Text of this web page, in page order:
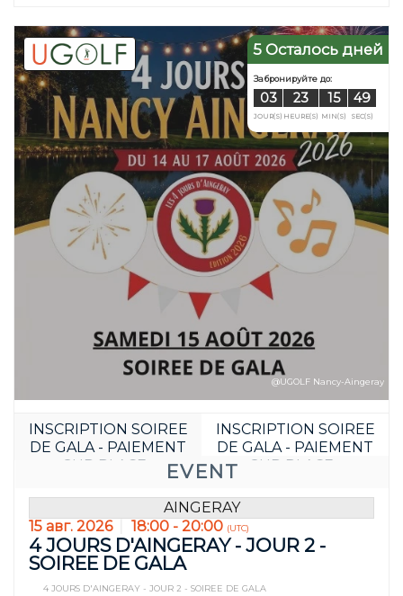
5 Осталось дней
EVENT
INSCRIPTION SOIREE
DE GALA - PAIEMENT
SUR PLACE :
INSCRIPTION SOIREE
DE GALA - PAIEMENT
SUR PLACE :
@UGOLF Nancy-Aingeray
AINGERAY
15 авг. 2026
18:00 - 20:00 (UTC)
4 JOURS D'AINGERAY - JOUR 2 -
SOIREE DE GALA
4 JOURS D'AINGERAY - JOUR 2 - SOIREE DE GALA